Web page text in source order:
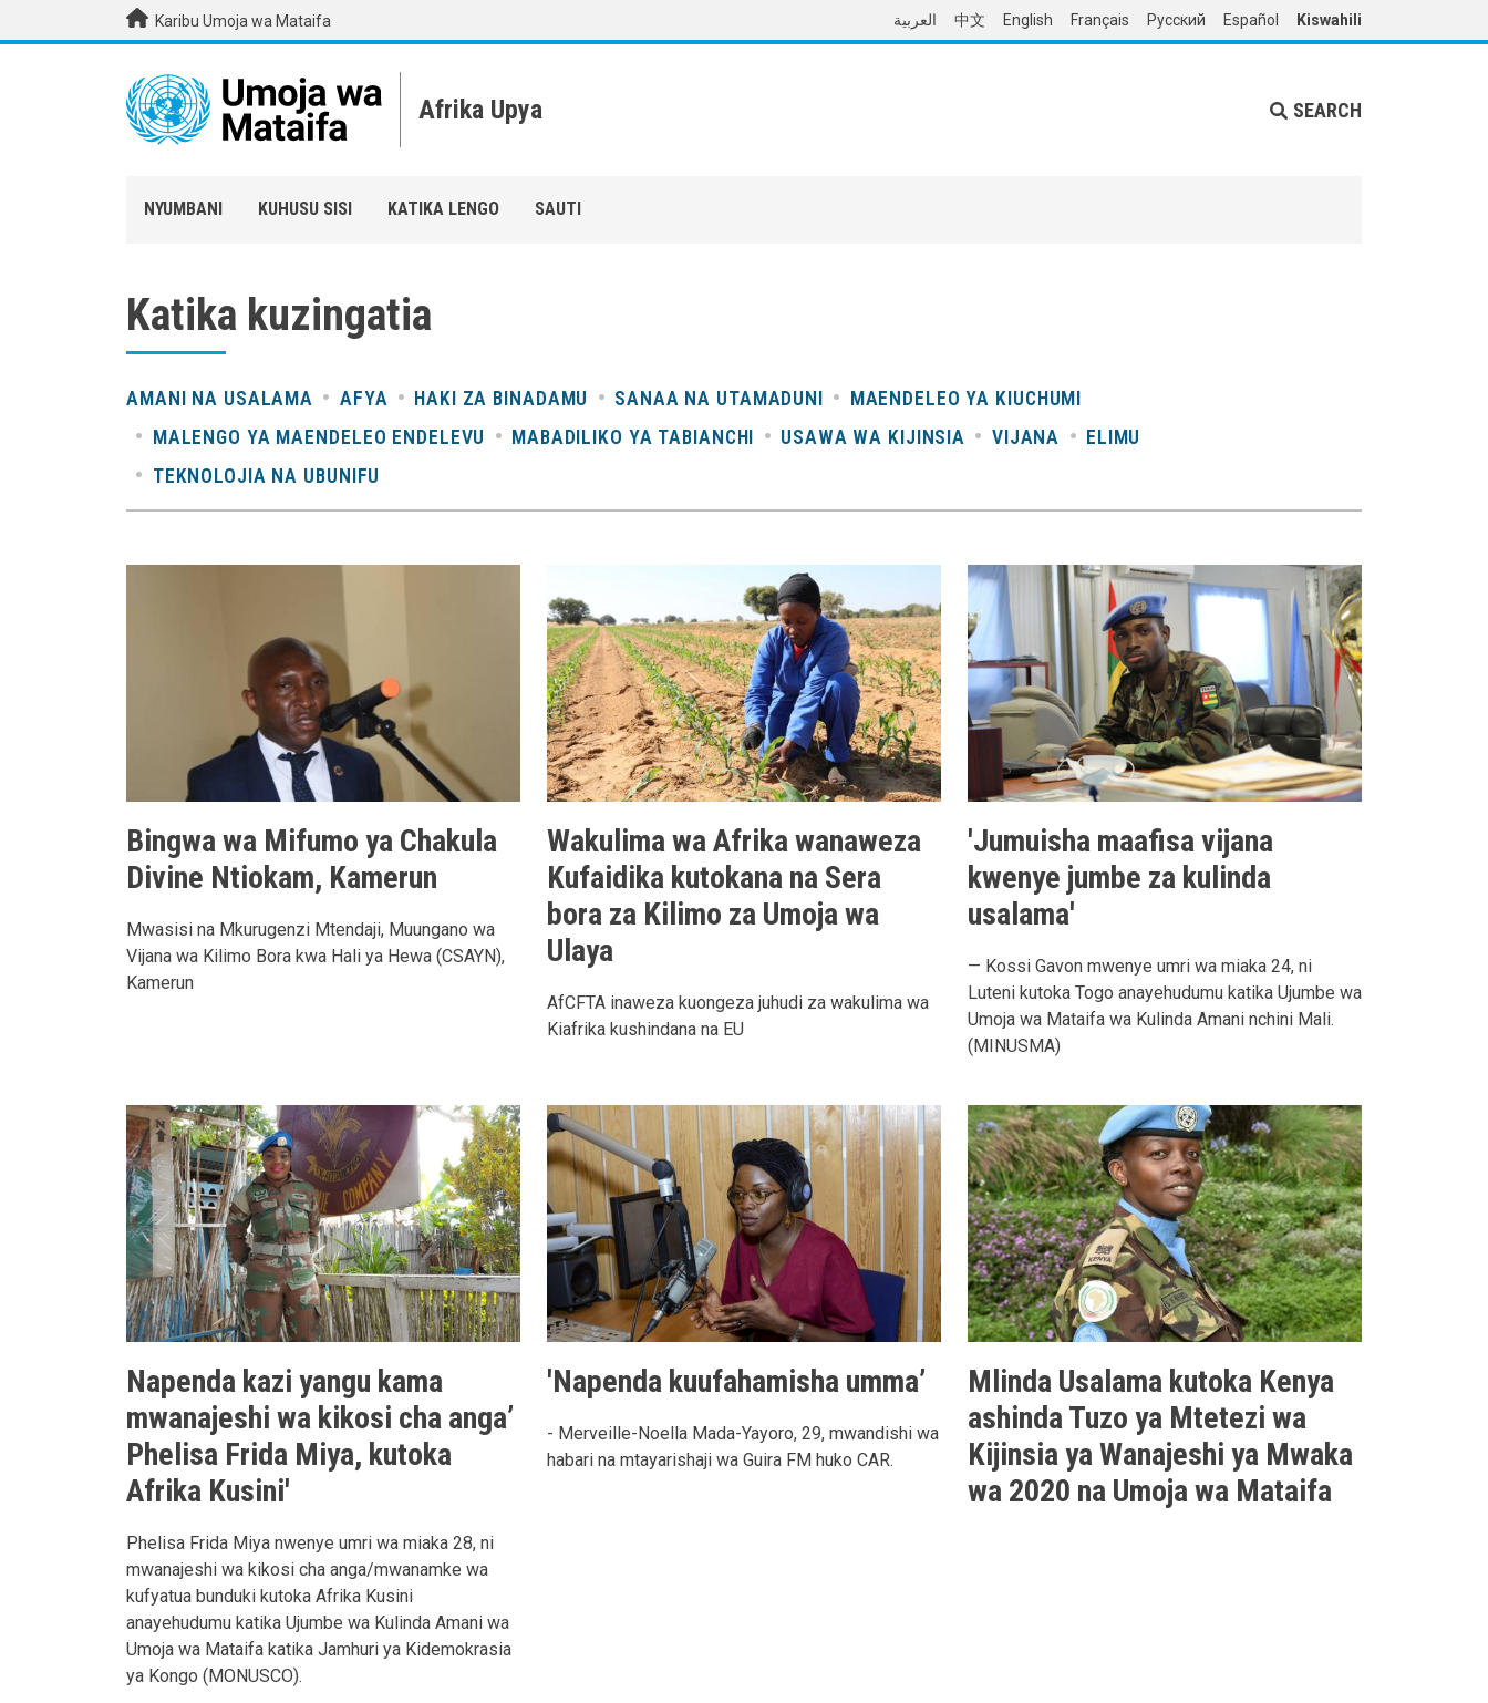
Skip to main contentKaribu Umoja wa Mataifa العربية 中文 English Français Русский Español Kiswahili
Afrika Upya SEARCH
NYUMBANI KUHUSU SISI KATIKA LENGO SAUTI
Katika kuzingatia
AMANI NA USALAMA AFYA HAKI ZA BINADAMU SANAA NA UTAMADUNI
MAENDELEO YA KIUCHUMI
MALENGO YA MAENDELEO ENDELEVU
MABADILIKO YA TABIANCHI USAWA WA KIJINSIA VIJANA
ELIMU
TEKNOLOJIA NA UBUNIFU
Bingwa wa Mifumo ya Chakula
Divine Ntiokam, Kamerun
Mwasisi na Mkurugenzi Mtendaji, Muungano wa
Vijana wa Kilimo Bora kwa Hali ya Hewa (CSAYN),
Kamerun
Wakulima wa Afrika wanaweza
Kufaidika kutokana na Sera
bora za Kilimo za Umoja wa
Ulaya
AfCFTA inaweza kuongeza juhudi za wakulima wa
Kiafrika kushindana na EU
'Jumuisha maafisa vijana
kwenye jumbe za kulinda
usalama'
— Kossi Gavon mwenye umri wa miaka 24, ni
Luteni kutoka Togo anayehudumu katika Ujumbe wa
Umoja wa Mataifa wa Kulinda Amani nchini Mali.
(MINUSMA)
Napenda kazi yangu kama
mwanajeshi wa kikosi cha anga’
Phelisa Frida Miya, kutoka
Afrika Kusini'
Phelisa Frida Miya nwenye umri wa miaka 28, ni
mwanajeshi wa kikosi cha anga/mwanamke wa
kufyatua bunduki kutoka Afrika Kusini
anayehudumu katika Ujumbe wa Kulinda Amani wa
Umoja wa Mataifa katika Jamhuri ya Kidemokrasia
ya Kongo (MONUSCO).
'Napenda kuufahamisha umma’
- Merveille-Noella Mada-Yayoro, 29, mwandishi wa
habari na mtayarishaji wa Guira FM huko CAR.
Mlinda Usalama kutoka Kenya
ashinda Tuzo ya Mtetezi wa
Kijinsia ya Wanajeshi ya Mwaka
wa 2020 na Umoja wa Mataifa